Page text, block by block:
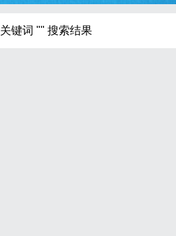
关键词 "" 搜索结果